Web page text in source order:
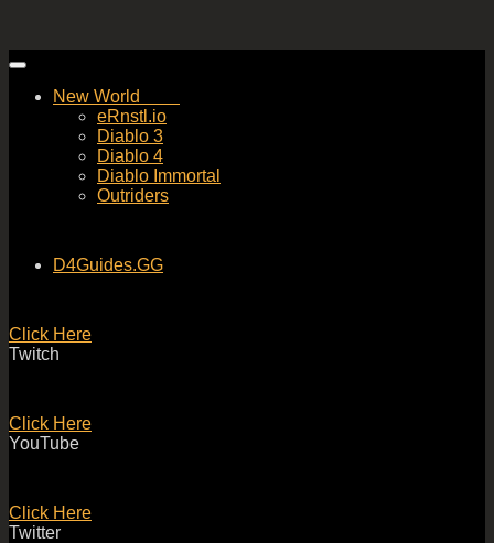
Skip
contentNew World
eRnstl.io
Diablo 3
Diablo 4
Diablo Immortal
Outriders
D4Guides.GG
Click Here
Twitch
Click Here
YouTube
Click Here
Twitter